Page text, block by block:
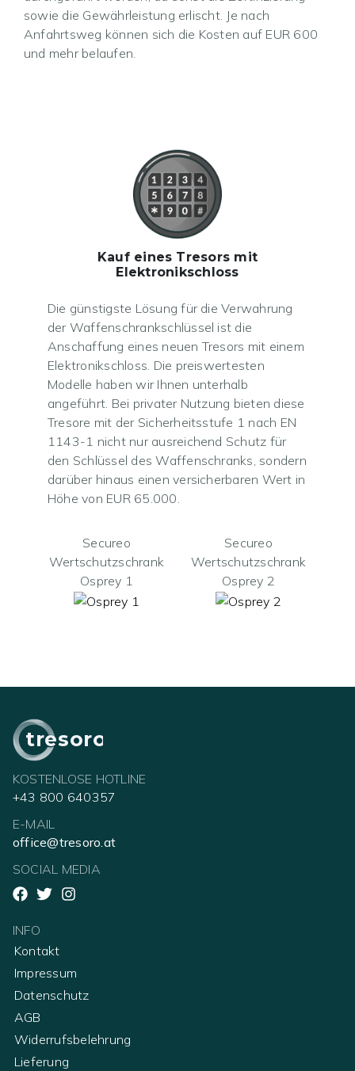
sowie die Gewährleistung erlischt. Je nach
Anfahrtsweg können sich die Kosten auf EUR 600
und mehr belaufen.
Kauf eines Tresors mit
Elektronikschloss
Die günstigste Lösung für die Verwahrung
der Waffenschrankschlüssel ist die
Anschaffung eines neuen Tresors mit einem
Elektronikschloss. Die preiswertesten
Modelle haben wir Ihnen unterhalb
angeführt. Bei privater Nutzung bieten diese
Tresore mit der Sicherheitsstufe 1 nach EN
1143-1 nicht nur ausreichend Schutz für
den Schlüssel des Waffenschranks, sondern
darüber hinaus einen versicherbaren Wert in
Höhe von EUR 65.000.
Secureo
Wertschutzschrank
Osprey 1
Secureo
Wertschutzschrank
Osprey 2
tresoro
KOSTENLOSE HOTLINE
+43 800 640357
E-MAIL
office@tresoro.at
SOCIAL MEDIA
INFO
Kontakt
Impressum
Datenschutz
AGB
Widerrufsbelehrung
Lieferung